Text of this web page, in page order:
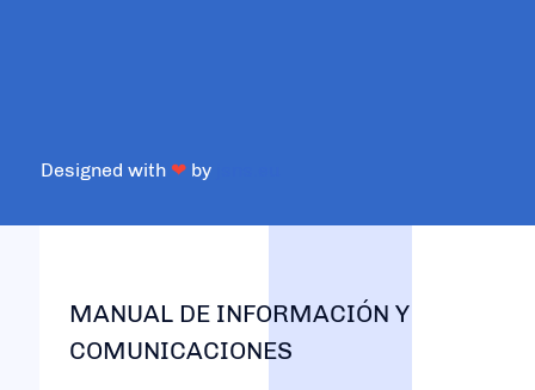
Designed with ❤ by
MANUAL DE INFORMACIÓN Y
COMUNICACIONES